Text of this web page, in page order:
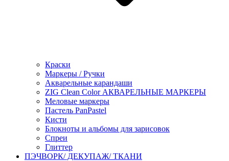
Краски
Маркеры / Ручки
Акварельные карандаши
ZIG Clean Color АКВАРЕЛЬНЫЕ МАРКЕРЫ
Меловые маркеры
Пастель PanPastel
Кисти
Блокноты и альбомы для зарисовок
Спреи
Глиттер
ПЭЧВОРК/ ДЕКУПАЖ/ ТКАНИ